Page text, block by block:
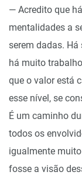
— Acredito que
mentalidades a
serem dadas.
há muito
que o valor está
esse nível, se
É um caminho
todos os
igualmente
fosse a visão